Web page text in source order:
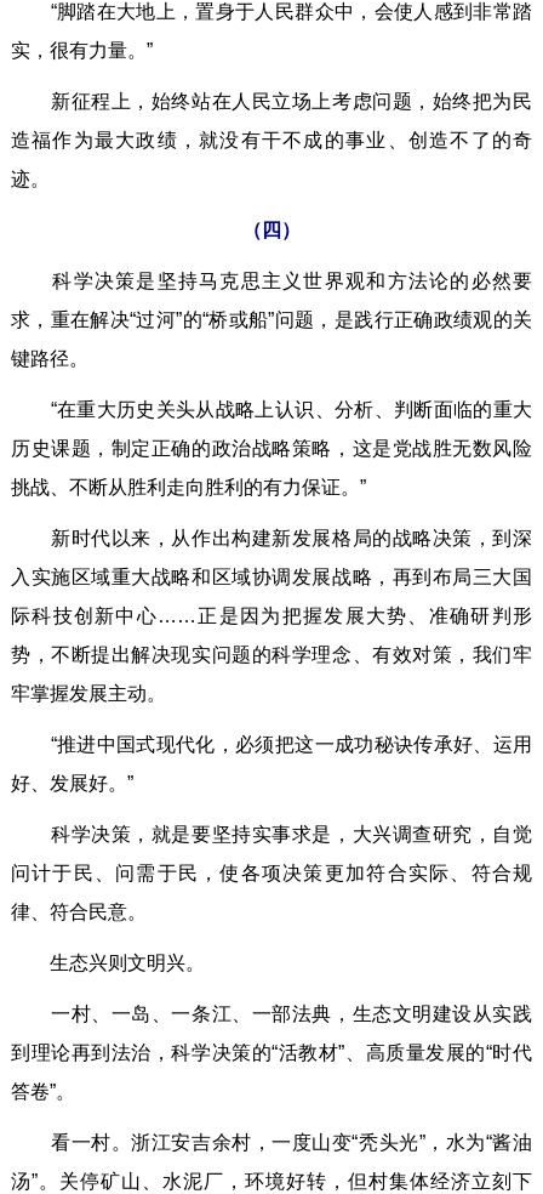
“脚踏在大地上，置身于人民群众中，会使人感到非常踏
实，很有力量。”
新征程上，始终站在人民立场上考虑问题，始终把为民
造福作为最大政绩，就没有干不成的事业、创造不了的奇
迹。
（四）
科学决策是坚持马克思主义世界观和方法论的必然要
求，重在解决“过河”的“桥或船”问题，是践行正确政绩观的关
键路径。
“在重大历史关头从战略上认识、分析、判断面临的重大
历史课题，制定正确的政治战略策略，这是党战胜无数风险
挑战、不断从胜利走向胜利的有力保证。”
新时代以来，从作出构建新发展格局的战略决策，到深
入实施区域重大战略和区域协调发展战略，再到布局三大国
际科技创新中心……正是因为把握发展大势、准确研判形
势，不断提出解决现实问题的科学理念、有效对策，我们牢
牢掌握发展主动。
“推进中国式现代化，必须把这一成功秘诀传承好、运用
好、发展好。”
科学决策，就是要坚持实事求是，大兴调查研究，自觉
问计于民、问需于民，使各项决策更加符合实际、符合规
律、符合民意。
生态兴则文明兴。
一村、一岛、一条江、一部法典，生态文明建设从实践
到理论再到法治，科学决策的“活教材”、高质量发展的“时代
答卷”。
看一村。浙江安吉余村，一度山变“秃头光”，水为“酱油
汤”。关停矿山、水泥厂，环境好转，但村集体经济立刻下